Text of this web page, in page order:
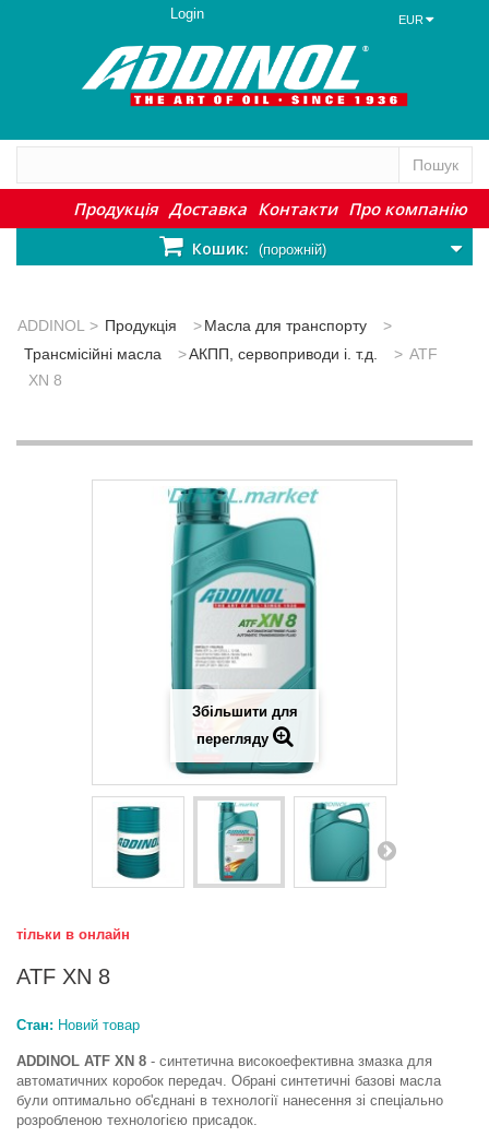
Login EUR
Пошук
Продукція Доставка Контакти Про компанію
Кошик: (порожній)
ADDINOL > Продукція >Масла для транспорту
>
Трансмісійні масла
>АКПП, сервоприводи і. т.д. > ATF
XN 8
Збільшити для
перегляду
тільки в онлайн
ATF XN 8
Стан: Новий товар
ADDINOL ATF XN 8 - синтетична високоефективна змазка для
автоматичних коробок передач. Обрані синтетичні базові масла
були оптимально об'єднані в технології нанесення зі спеціально
розробленою технологією присадок.